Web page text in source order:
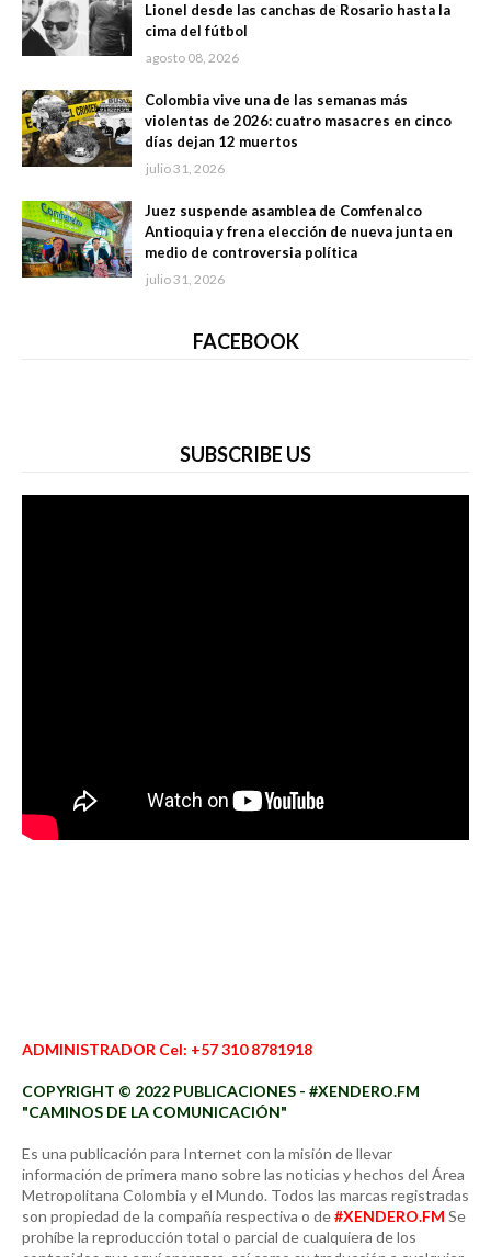
Lionel desde las canchas de Rosario hasta la
cima del fútbol
agosto 08, 2026
Colombia vive una de las semanas más
violentas de 2026: cuatro masacres en cinco
días dejan 12 muertos
julio 31, 2026
Juez suspende asamblea de Comfenalco
Antioquia y frena elección de nueva junta en
medio de controversia política
julio 31, 2026
FACEBOOK
SUBSCRIBE US
ADMINISTRADOR Cel: +57 310 8781918
COPYRIGHT © 2022 PUBLICACIONES - #XENDERO.FM
"CAMINOS DE LA COMUNICACIÓN"
Es una publicación para Internet con la misión de llevar
información de primera mano sobre las noticias y hechos del Área
Metropolitana Colombia y el Mundo. Todos las marcas registradas
son propiedad de la compañía respectiva o de#XENDERO.FM Se
prohíbe la reproducción total o parcial de cualquiera de los